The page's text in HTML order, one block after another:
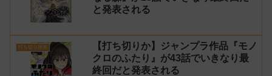
と発表される
打ち切り漫画
【打ち切りか】ジャンプラ作品『モノ
クロのふたり』が43話でいきなり最
終回だと発表される